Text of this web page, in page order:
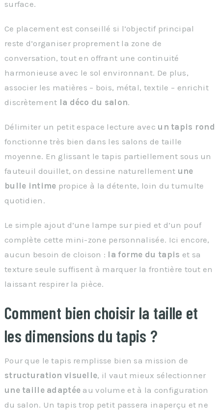
surface.
Ce placement est conseillé si l’objectif principal
reste d’organiser proprement la zone de
conversation, tout en offrant une continuité
harmonieuse avec le sol environnant. De plus,
associer les matières – bois, métal, textile – enrichit
discrètement la déco du salon.
Délimiter un petit espace lecture avec un tapis rond
fonctionne très bien dans les salons de taille
moyenne. En glissant le tapis partiellement sous un
fauteuil douillet, on dessine naturellement une
bulle intime propice à la détente, loin du tumulte
quotidien.
Le simple ajout d’une lampe sur pied et d’un pouf
complète cette mini-zone personnalisée. Ici encore,
aucun besoin de cloison : la forme du tapis et sa
texture seule suffisent à marquer la frontière tout en
laissant respirer la pièce.
Comment bien choisir la taille et
les dimensions du tapis ?
Pour que le tapis remplisse bien sa mission de
structuration visuelle, il vaut mieux sélectionner
une taille adaptée au volume et à la configuration
du salon. Un tapis trop petit passera inaperçu et ne